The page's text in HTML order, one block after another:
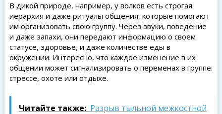
В дикой природе, например, у волков есть строгая
иерархия и даже ритуалы общения, которые помогают
им организовать свою группу. Через звуки, поведение
и даже запахи, они передают информацию о своем
статусе, здоровье, и даже количестве еды в
окружении. Интересно, что каждое изменение в их
общении может сигнализировать о переменах в группе:
стрессе, охоте или отдыхе.
Читайте также: Разрыв тыльной межкостной